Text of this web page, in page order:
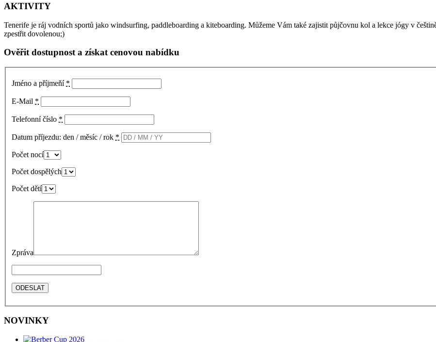
AKTIVITY
Tenerife je ráj vodních sportů jako windsurfing, paddleboarding a kiteboarding. Můžeme Vám také zajistit půjčovnu kol a lekce jógy v
zpestřit dovolenou;)
Ověřit dostupnost a získat cenovou nabídku
Jméno a příjmeňí *
E-Mail *
Telefonní číslo *
Datum příjezdu: den / měsíc / rok *
Počet nocí
Počet dospělých
Počet dětí
Zpráva
NOVINKY